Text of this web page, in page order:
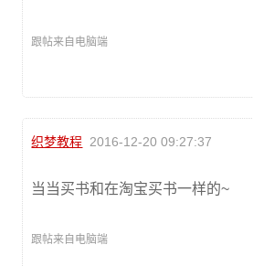
跟帖来自电脑端
织梦教程 2016-12-20 09:27:37
当当买书和在淘宝买书一样的~
跟帖来自电脑端